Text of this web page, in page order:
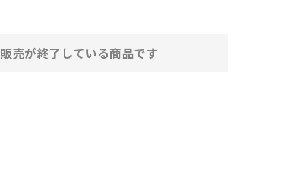
販売が終了している商品です